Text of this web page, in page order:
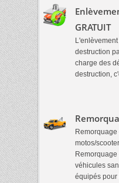
GRATUIT
destruction
charge des
destruction,
motos/
véhicules
équipés pour